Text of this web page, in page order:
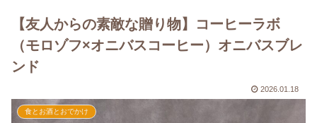
【友人からの素敵な贈り物】コーヒーラボ
（モロゾフ×オニバスコーヒー）オニバスブレ
ンド
2026.01.18
食とお酒とおでかけ